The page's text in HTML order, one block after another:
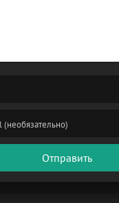
Отправить